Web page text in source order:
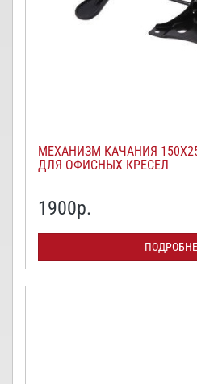
МЕХАНИЗМ КАЧАНИЯ
ДЛЯ ОФИСНЫХ КРЕСЕЛ
1900р.